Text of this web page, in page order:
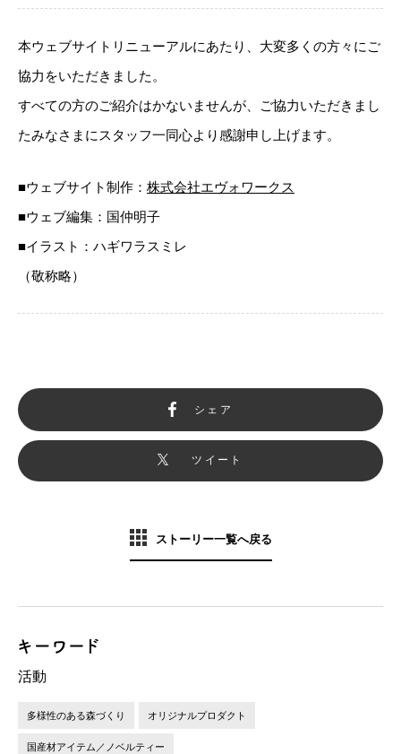
本ウェブサイトリニューアルにあたり、大変多くの方々にご
協力をいただきました。
すべての方のご紹介はかないませんが、ご協力いただきまし
たみなさまにスタッフ一同心より感謝申し上げます。
■ウェブサイト制作： 株式会社エヴォワークス
■ウェブ編集：国仲明子
■イラスト：ハギワラスミレ
（敬称略）
シェア
ツイート
ストーリー一覧へ戻る
活動
多様性のある森づくり オリジナルプロダクト
国産材アイテム／ノベルティー